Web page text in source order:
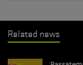
Related news